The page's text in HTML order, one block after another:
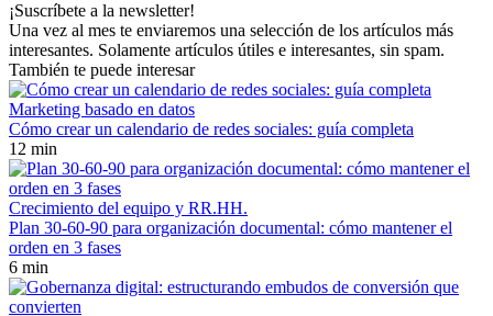
¡Suscríbete a la newsletter!
Una vez al mes te enviaremos una selección de los artículos más
interesantes. Solamente artículos útiles e interesantes, sin spam.
También te puede interesar
Marketing basado en datos
Cómo crear un calendario de redes sociales: guía completa
12 min
Crecimiento del equipo y RR.HH.
Plan 30-60-90 para organización documental: cómo mantener el
orden en 3 fases
6 min